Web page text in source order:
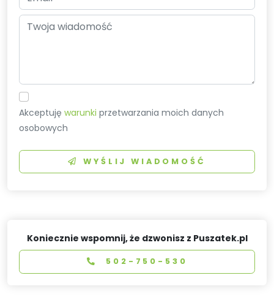
Akceptujęwarunki przetwarzania moich danych
osobowych
WYŚLIJ WIADOMOŚĆ
Koniecznie wspomnij, że dzwonisz z Puszatek.pl
502-750-530